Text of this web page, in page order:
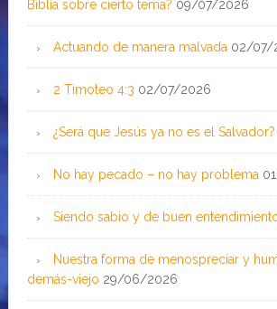
Biblia sobre cierto tema? 09/07/2026
Actuando de manera malvada 02/07/
2 Timoteo 4:3 02/07/2026
¿Será que Jesús ya no es el Salvador?
No hay pecado – no hay problema
Siendo sabio y de buen
Nuestra forma de menospreciar y
demás-viejo 29/06/2026